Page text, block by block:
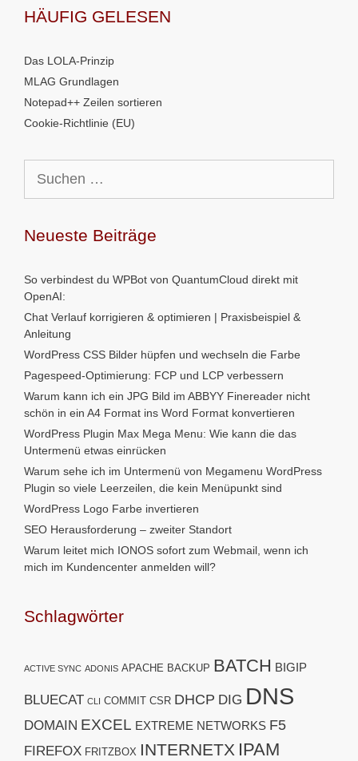
HÄUFIG GELESEN
Das LOLA-Prinzip
MLAG Grundlagen
Notepad++ Zeilen sortieren
Cookie-Richtlinie (EU)
nach:
Neueste Beiträge
So verbindest du WPBot von QuantumCloud direkt mit
OpenAI:
Chat Verlauf korrigieren & optimieren | Praxisbeispiel &
Anleitung
WordPress CSS Bilder hüpfen und wechseln die Farbe
Pagespeed-Optimierung: FCP und LCP verbessern
Warum kann ich ein JPG Bild im ABBYY Finereader nicht
schön in ein A4 Format ins Word Format konvertieren
WordPress Plugin Max Mega Menu: Wie kann die das
Untermenü etwas einrücken
Warum sehe ich im Untermenü von Megamenu WordPress
Plugin so viele Leerzeilen, die kein Menüpunkt sind
WordPress Logo Farbe invertieren
SEO Herausforderung – zweiter Standort
Warum leitet mich IONOS sofort zum Webmail, wenn ich
mich im Kundencenter anmelden will?
Schlagwörter
ACTIVE SYNC ADONIS APACHE BACKUP BATCH BIGIP
BLUECAT CLI COMMIT CSR DHCP DIG DNS
DOMAIN EXCEL EXTREME NETWORKS F5
FIREFOX FRITZBOX INTERNETX IPAM